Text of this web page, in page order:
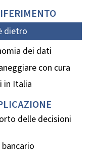
dietro
dei dati
con cura
in Italia
delle decisioni